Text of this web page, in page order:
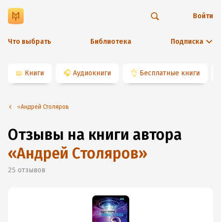
Что выбрать Библиотека Подписка
Войти
📖 Книги 🎧 Аудиокниги 👌 Бесплатные книги
⭐️Андрей Столяров
Отзывы на книги автора
«Андрей Столяров»
25 отзывов